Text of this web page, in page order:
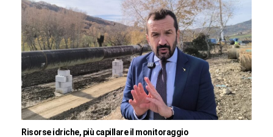
Risorse idriche, più capillare il monitoraggio